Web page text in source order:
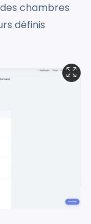
chambres
définis